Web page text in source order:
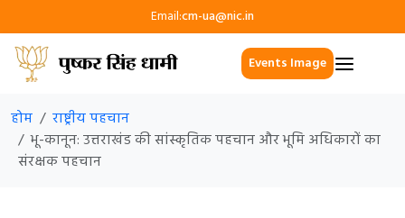
Email:cm-ua@nic.in
Events Image
होम
राष्ट्रीय पहचान
भू-कानून: उत्तराखंड की सांस्कृतिक पहचान और भूमि अधिकारों का
संरक्षक पहचान